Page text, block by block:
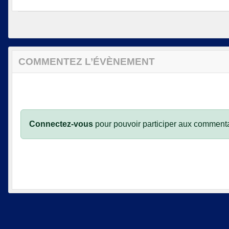
COMMENTEZ L’ÉVÈNEMENT
Connectez-vous pour pouvoir participer aux